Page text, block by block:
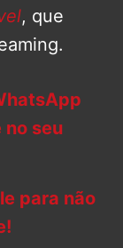
, que
seu
para não